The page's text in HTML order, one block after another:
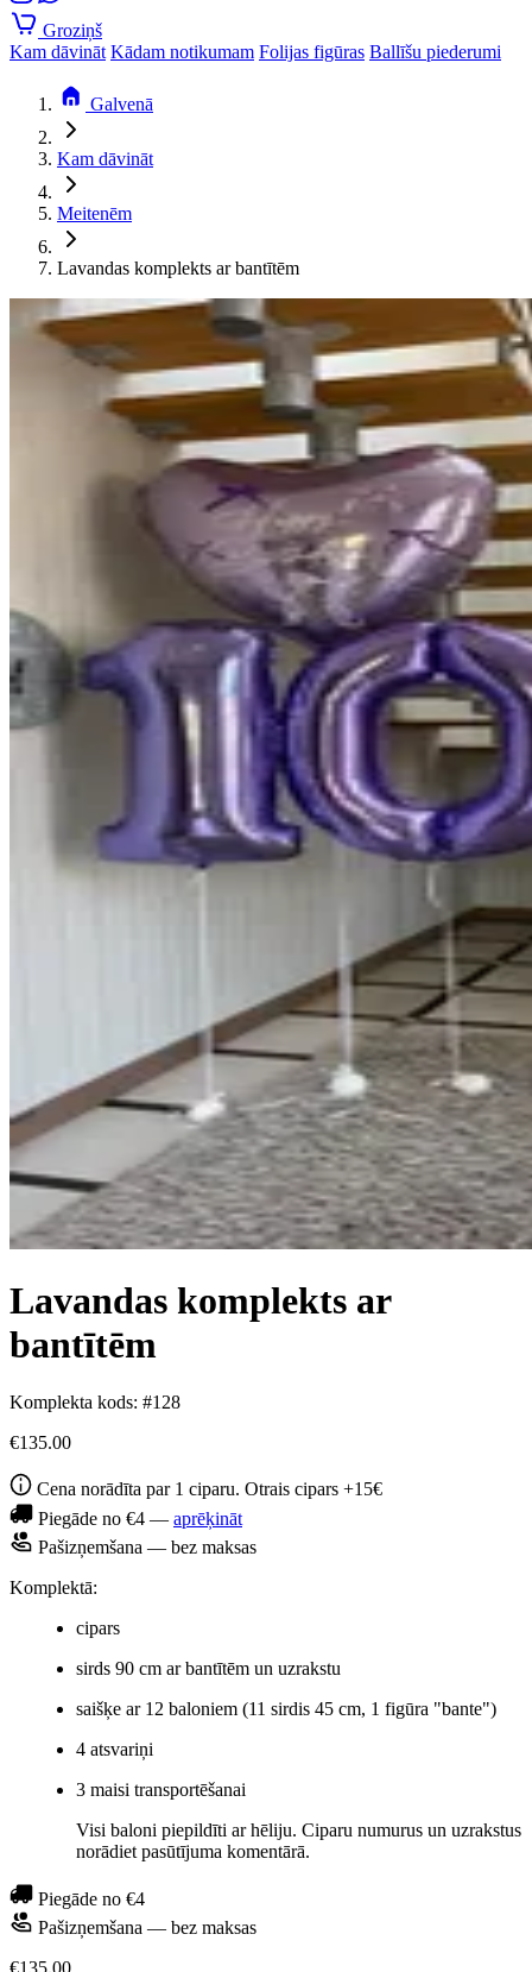
Groziņš
Kam dāvināt Kādam notikumam Folijas figūras Ballīšu piederumi
Galvenā
Kam dāvināt
Meitenēm
Lavandas komplekts ar bantītēm
Lavandas komplekts ar
bantītēm
Komplekta kods: #128
€135.00
Cena norādīta par 1 ciparu. Otrais cipars +15€
Piegāde no €4 — aprēķināt
Pašizņemšana — bez maksas
Komplektā:
cipars
sirds 90 cm ar bantītēm un uzrakstu
saišķe ar 12 baloniem (11 sirdis 45 cm, 1 figūra "bante")
4 atsvariņi
3 maisi transportēšanai
Visi baloni piepildīti ar hēliju. Ciparu numurus un uzrakstus
norādiet pasūtījuma komentārā.
Piegāde no €4
Pašizņemšana — bez maksas
€135.00